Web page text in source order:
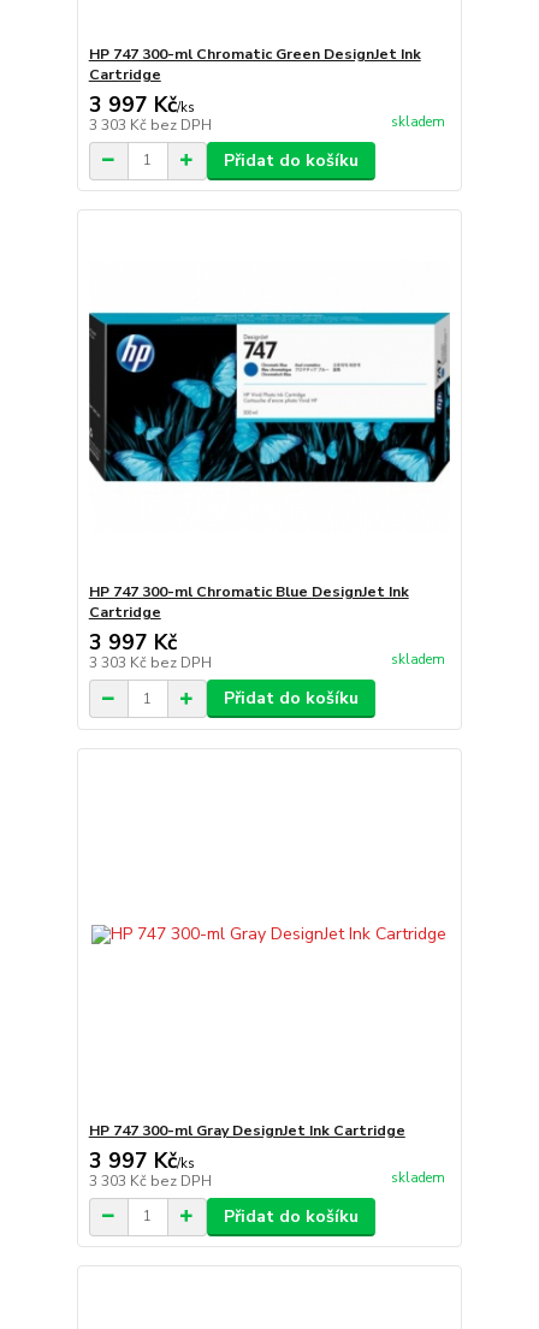
HP 747 300-ml Chromatic Green DesignJet Ink
Cartridge
3 997 Kč/ks
3 303 Kč bez DPH skladem
Přidat do košíku
HP 747 300-ml Chromatic Blue DesignJet Ink
Cartridge
3 997 Kč
3 303 Kč bez DPH skladem
Přidat do košíku
HP 747 300-ml Gray DesignJet Ink Cartridge
3 997 Kč/ks
3 303 Kč bez DPH skladem
Přidat do košíku